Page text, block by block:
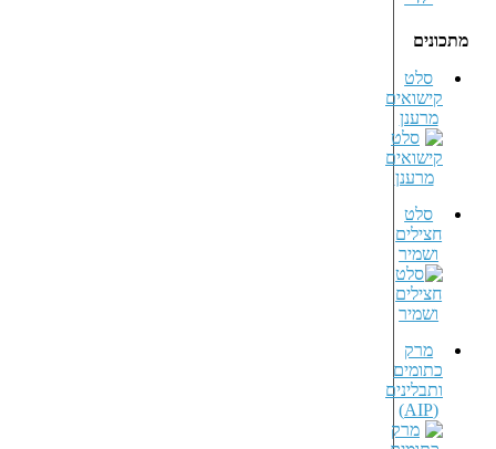
מתכונים
סלט
קישואים
מרענן
סלט
חצילים
ושמיר
מרק
כתומים
ותבלינים
(AIP)